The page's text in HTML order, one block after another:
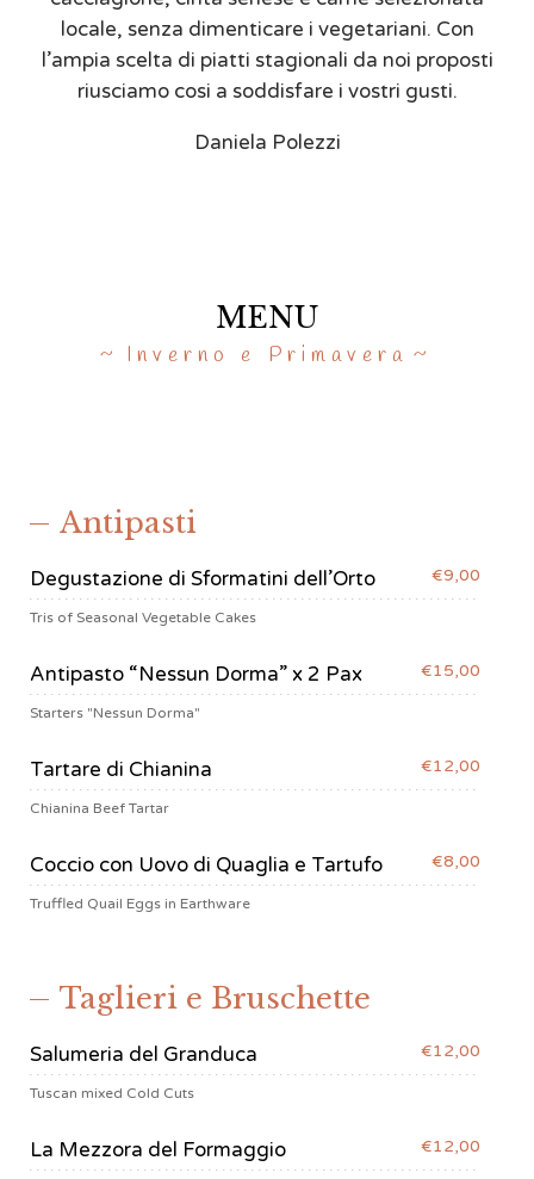
locale, senza dimenticare i vegetariani. Con
l’ampia scelta di piatti stagionali da noi proposti
riusciamo cosi a soddisfare i vostri gusti.
Daniela Polezzi
MENU
Inverno e Primavera
Antipasti
Degustazione di Sformatini dell’Orto €9,00
Tris of Seasonal Vegetable Cakes
Antipasto “Nessun Dorma” x 2 Pax €15,00
Starters "Nessun Dorma"
Tartare di Chianina €12,00
Chianina Beef Tartar
Coccio con Uovo di Quaglia e Tartufo €8,00
Truffled Quail Eggs in Earthware
Taglieri e Bruschette
Salumeria del Granduca €12,00
Tuscan mixed Cold Cuts
La Mezzora del Formaggio €12,00